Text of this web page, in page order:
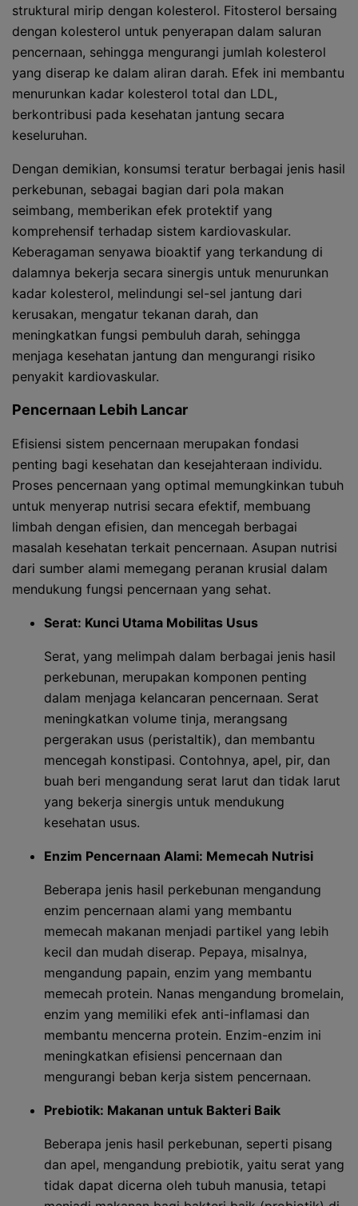
struktural mirip dengan kolesterol. Fitosterol bersaing
dengan kolesterol untuk penyerapan dalam saluran
pencernaan, sehingga mengurangi jumlah kolesterol
yang diserap ke dalam aliran darah. Efek ini membantu
menurunkan kadar kolesterol total dan LDL,
berkontribusi pada kesehatan jantung secara
keseluruhan.
Dengan demikian, konsumsi teratur berbagai jenis hasil
perkebunan, sebagai bagian dari pola makan
seimbang, memberikan efek protektif yang
komprehensif terhadap sistem kardiovaskular.
Keberagaman senyawa bioaktif yang terkandung di
dalamnya bekerja secara sinergis untuk menurunkan
kadar kolesterol, melindungi sel-sel jantung dari
kerusakan, mengatur tekanan darah, dan
meningkatkan fungsi pembuluh darah, sehingga
menjaga kesehatan jantung dan mengurangi risiko
penyakit kardiovaskular.
Pencernaan Lebih Lancar
Efisiensi sistem pencernaan merupakan fondasi
penting bagi kesehatan dan kesejahteraan individu.
Proses pencernaan yang optimal memungkinkan tubuh
untuk menyerap nutrisi secara efektif, membuang
limbah dengan efisien, dan mencegah berbagai
masalah kesehatan terkait pencernaan. Asupan nutrisi
dari sumber alami memegang peranan krusial dalam
mendukung fungsi pencernaan yang sehat.
Serat: Kunci Utama Mobilitas Usus
Serat, yang melimpah dalam berbagai jenis hasil
perkebunan, merupakan komponen penting
dalam menjaga kelancaran pencernaan. Serat
meningkatkan volume tinja, merangsang
pergerakan usus (peristaltik), dan membantu
mencegah konstipasi. Contohnya, apel, pir, dan
buah beri mengandung serat larut dan tidak larut
yang bekerja sinergis untuk mendukung
kesehatan usus.
Enzim Pencernaan Alami: Memecah Nutrisi
Beberapa jenis hasil perkebunan mengandung
enzim pencernaan alami yang membantu
memecah makanan menjadi partikel yang lebih
kecil dan mudah diserap. Pepaya, misalnya,
mengandung papain, enzim yang membantu
memecah protein. Nanas mengandung bromelain,
enzim yang memiliki efek anti-inflamasi dan
membantu mencerna protein. Enzim-enzim ini
meningkatkan efisiensi pencernaan dan
mengurangi beban kerja sistem pencernaan.
Prebiotik: Makanan untuk Bakteri Baik
Beberapa jenis hasil perkebunan, seperti pisang
dan apel, mengandung prebiotik, yaitu serat yang
tidak dapat dicerna oleh tubuh manusia, tetapi